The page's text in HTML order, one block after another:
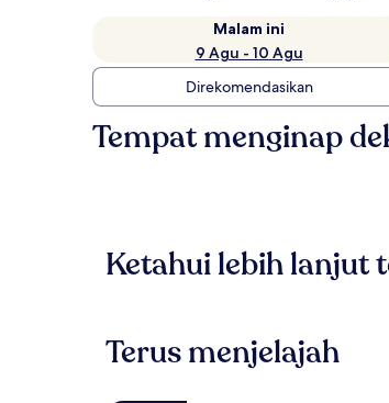
Malam ini
9 Agu - 10 Agu
Direkomendasikan
Tempat menginap
Ketahui lebih lanjut
Terus menjelajah